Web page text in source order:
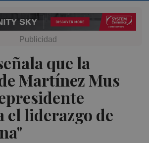
que la
Martínez Mus
el liderazgo de